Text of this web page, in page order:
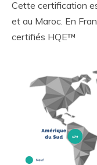
Cette certification
et au Maroc. En
certifiés HQE™